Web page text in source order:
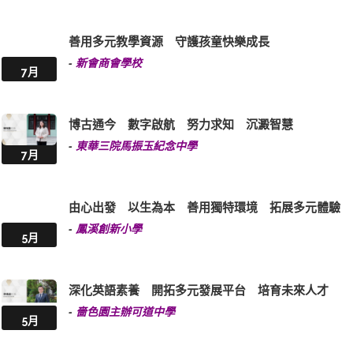
7月
善用多元教學資源 守護孩童快樂成長
- 新會商會學校
7月
博古通今 數字啟航 努力求知 沉澱智慧
- 東華三院馬振玉紀念中學
5月
由心出發 以生為本 善用獨特環境 拓展多元體驗
- 鳳溪創新小學
5月
深化英語素養 開拓多元發展平台 培育未來人才
- 嗇色園主辦可道中學